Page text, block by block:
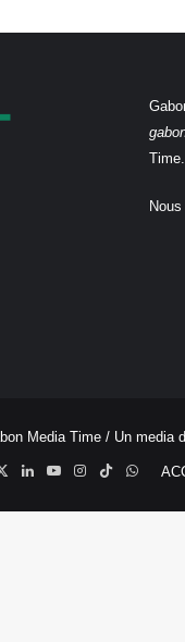
Time.
Media Time / Un media
X LinkedinYouTubeInstagram
TikTok